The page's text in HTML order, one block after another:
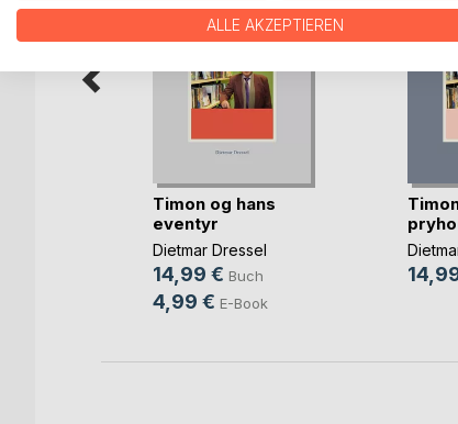
Timon og hans
eventyr
Dietmar Dressel
14,99 € Buch
4,99 € E-Book
ALLE AKZEPTIEREN